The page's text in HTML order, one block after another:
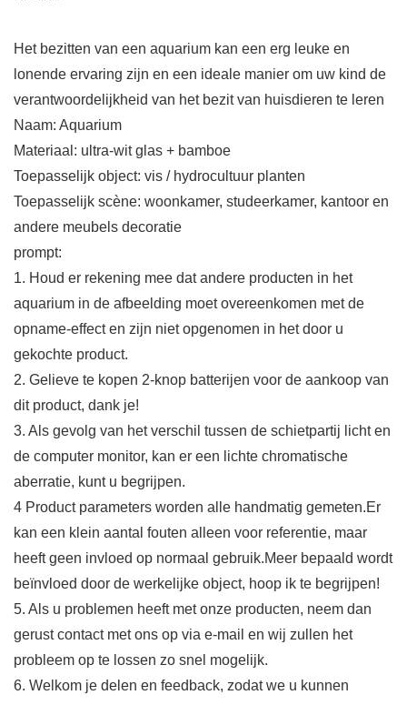
Het bezitten van een aquarium kan een erg leuke en
lonende ervaring zijn en een ideale manier om uw kind de
verantwoordelijkheid van het bezit van huisdieren te leren
Naam: Aquarium
Materiaal: ultra-wit glas + bamboe
Toepasselijk object: vis / hydrocultuur planten
Toepasselijk scène: woonkamer, studeerkamer, kantoor en
andere meubels decoratie
prompt:
1. Houd er rekening mee dat andere producten in het
aquarium in de afbeelding moet overeenkomen met de
opname-effect en zijn niet opgenomen in het door u
gekochte product.
2. Gelieve te kopen 2-knop batterijen voor de aankoop van
dit product, dank je!
3. Als gevolg van het verschil tussen de schietpartij licht en
de computer monitor, kan er een lichte chromatische
aberratie, kunt u begrijpen.
4 Product parameters worden alle handmatig gemeten.Er
kan een klein aantal fouten alleen voor referentie, maar
heeft geen invloed op normaal gebruik.Meer bepaald wordt
beïnvloed door de werkelijke object, hoop ik te begrijpen!
5. Als u problemen heeft met onze producten, neem dan
gerust contact met ons op via e-mail en wij zullen het
probleem op te lossen zo snel mogelijk.
6. Welkom je delen en feedback, zodat we u kunnen